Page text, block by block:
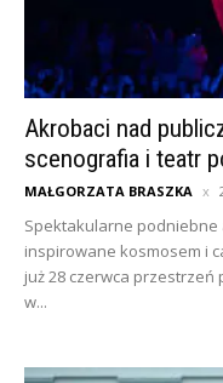
Akrobaci nad
scenografia i teatr
MAŁGORZATA BRASZKA
Spektakularne podniebne
inspirowane kosmosem i
już 28 czerwca przestrzeń
w...